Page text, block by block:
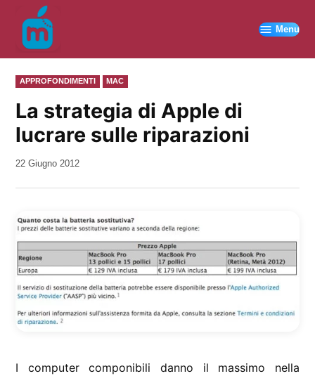
contenuto
Menu
PUBBLICATO
IN
APPROFONDIMENTI MAC
La strategia di Apple di
lucrare sulle riparazioni
da
22 Giugno 2012
I computer componibili danno il massimo nella